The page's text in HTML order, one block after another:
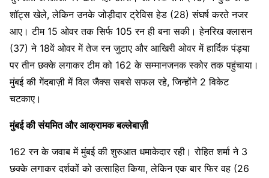
शॉट्स खेले, लेकिन उनके जोड़ीदार ट्रेविस हेड (28) संघर्ष करते नजर
आए। टीम 15 ओवर तक सिर्फ 105 रन ही बना सकी। हेनरिख क्लासन
(37) ने 18वें ओवर में तेज रन जुटाए और आखिरी ओवर में हार्दिक पंड्या
पर तीन छक्के लगाकर टीम को 162 के सम्मानजनक स्कोर तक पहुंचाया।
मुंबई की गेंदबाज़ी में विल जैक्स सबसे सफल रहे, जिन्होंने 2 विकेट
चटकाए।
मुंबई की संयमित और आक्रामक बल्लेबाज़ी
162 रन के जवाब में मुंबई की शुरुआत धमाकेदार रही। रोहित शर्मा ने 3
छक्के लगाकर दर्शकों को उत्साहित किया, लेकिन एक बार फिर वह (26